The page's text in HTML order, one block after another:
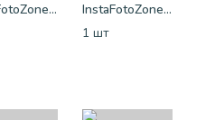
InstaFotoZone-17
InstaFotoZone-18
1 шт